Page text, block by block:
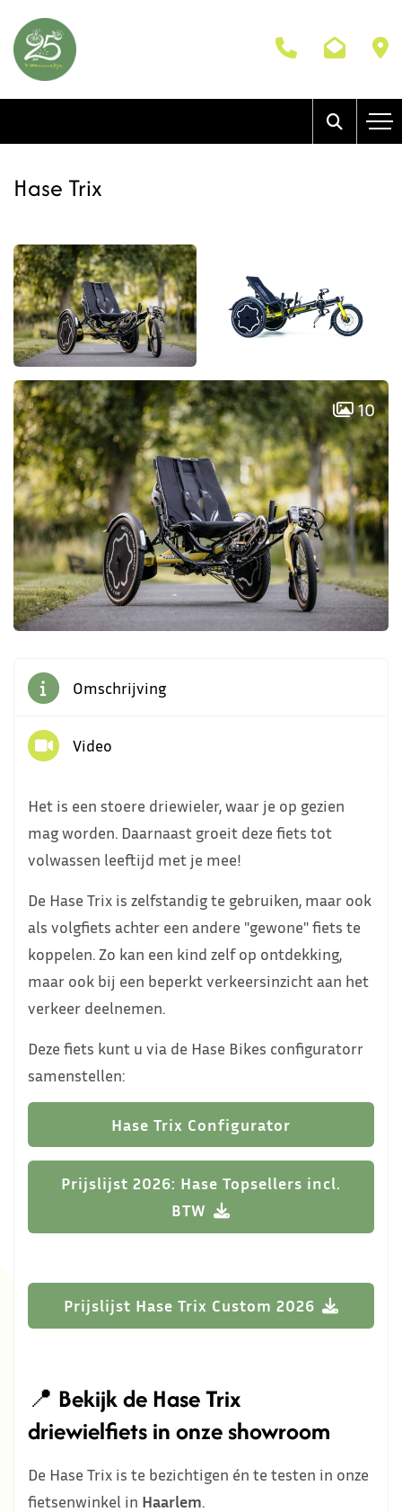
Hase Trix
10
Omschrijving
Video
Het is een stoere driewieler, waar je op gezien
mag worden. Daarnaast groeit deze fiets tot
volwassen leeftijd met je mee!
De Hase Trix is zelfstandig te gebruiken, maar ook
als volgfiets achter een andere "gewone" fiets te
koppelen. Zo kan een kind zelf op ontdekking,
maar ook bij een beperkt verkeersinzicht aan het
verkeer deelnemen.
Deze fiets kunt u via de Hase Bikes configuratorr
samenstellen:
Hase Trix Configurator
Prijslijst 2026: Hase Topsellers incl.
BTW
Prijslijst Hase Trix Custom 2026
📍 Bekijk de Hase Trix
driewielfiets in onze showroom
De Hase Trix is te bezichtigen én te testen in onze
fietsenwinkel in Haarlem.